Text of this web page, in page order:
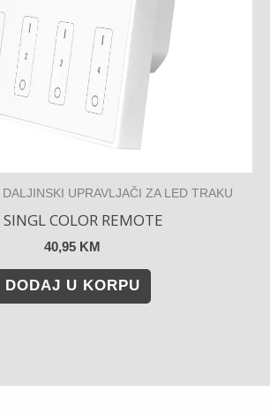
UPRAVLJAČI ZA LED TRAKU
COLOR REMOTE
40,95 KM
DODAJ U KORPU